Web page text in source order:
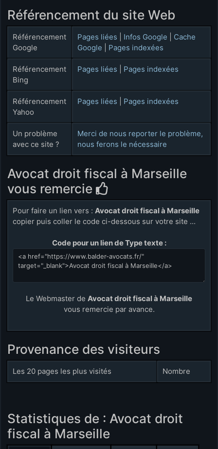
Référencement du site Web
Référencement
Google
Pages liées Infos Google
Cache
Google
Pages indexées
Référencement
Bing
Pages liées Pages indexées
Référencement
Yahoo
Pages liées Pages indexées
Un problème
avec ce site ?
Merci de nous reporter le problème,
nous ferons le nécessaire
Avocat droit fiscal à Marseille
vous remercie
Pour faire un lien vers :Avocat droit fiscal à Marseille
copier puis coller le code ci-dessous sur votre site ...
Code pour un lien de Type texte :
Le Webmaster de Avocat droit fiscal à Marseille
vous remercie par avance.
Provenance des visiteurs
Les 20 pages les plus visités Nombre
Statistiques de : Avocat droit
fiscal à Marseille